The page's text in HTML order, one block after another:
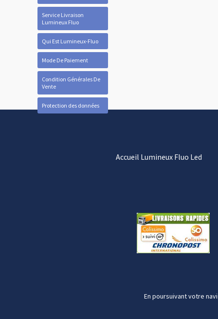
Service Livraison
Lumineux Fluo
Qui Est Lumineux-Fluo
Mode De Paiement
Condition Générales De
Vente
Protection des données
Accueil Lumineux Fluo Led
En poursuivant votre